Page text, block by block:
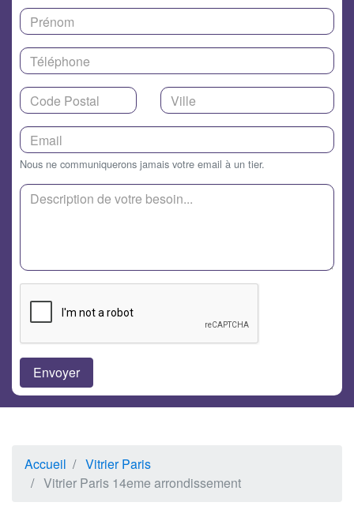
Nous ne communiquerons jamais votre email à un tier.
Accueil
Vitrier Paris
Vitrier Paris 14eme arrondissement